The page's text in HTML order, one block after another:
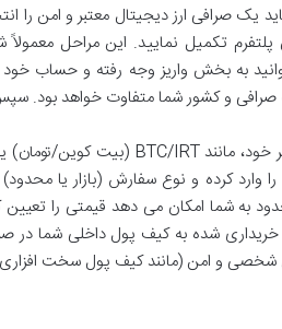
یک صرافی ارز دیجیتال معتبر و امن را
تکمیل نمایید. این مراحل
بخش واریز وجه رفته و حساب خود را
و کشور شما متفاوت خواهد بود.
وارد کرده و نوع سفارش (بازار یا
به شما امکان می دهد قیمتی را تعیین
شده به کیف پول داخلی شما در
و امن (مانند کیف پول سخت